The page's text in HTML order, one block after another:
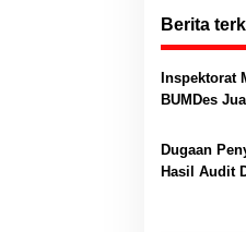
Berita
Inspektorat
BUMDes
Dugaan
Hasil Audit